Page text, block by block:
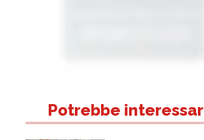
Potrebbe